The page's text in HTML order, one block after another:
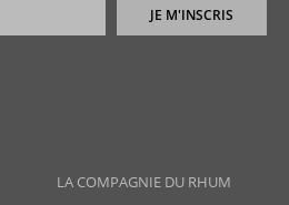
JE M'INSCRIS
LA COMPAGNIE DU RHUM